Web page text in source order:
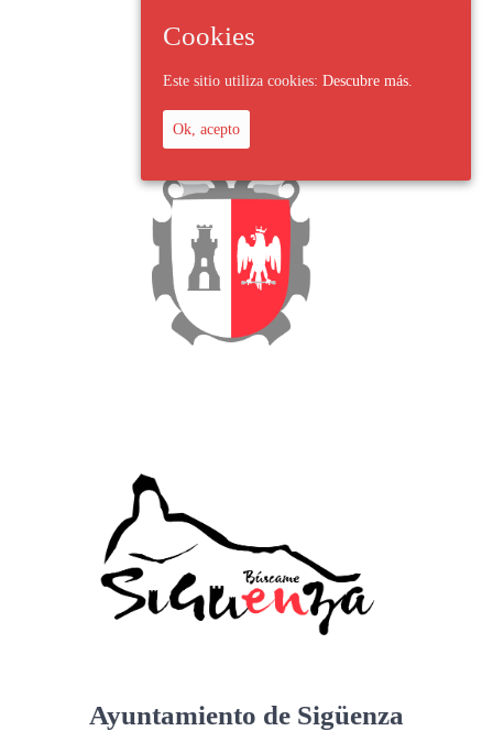
Ayuntamiento de Sigüenza
Cookies
Este sitio utiliza cookies: Descubre más.
Ok, acepto